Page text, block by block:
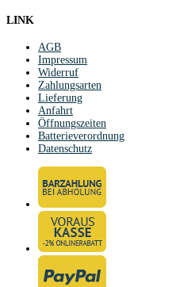
LINK
AGB
Impressum
Widerruf
Zahlungsarten
Lieferung
Anfahrt
Öffnungszeiten
Batterieverordnung
Datenschutz